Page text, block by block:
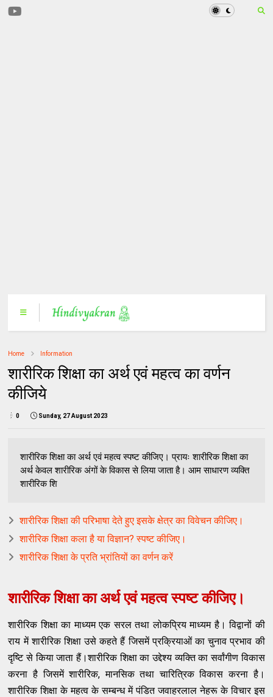
Home Information
शारीरिक शिक्षा का अर्थ एवं महत्व का वर्णन
कीजिये
0 Sunday, 27 August 2023
शारीरिक शिक्षा का अर्थ एवं महत्व स्पष्ट कीजिए। प्रायः शारीरिक शिक्षा का
अर्थ केवल शारीरिक अंगों के विकास से लिया जाता है। आम साधारण व्यक्ति
शारीरिक शि
शारीरिक शिक्षा की परिभाषा देते हुए इसके क्षेत्र का विवेचन कीजिए।
शारीरिक शिक्षा कला है या विज्ञान? स्पष्ट कीजिए।
शारीरिक शिक्षा के प्रति भ्रांतियों का वर्णन करें
शारीरिक शिक्षा का अर्थ एवं महत्व स्पष्ट कीजिए।
शारीरिक शिक्षा का माध्यम एक सरल तथा लोकप्रिय माध्यम है। विद्वानों की
राय में शारीरिक शिक्षा उसे कहते हैं जिसमें प्रक्रियाओं का चुनाव प्रभाव की
दृष्टि से किया जाता हैं।शारीरिक शिक्षा का उद्देश्य व्यक्ति का सर्वांगीण विकास
करना है जिसमें शारीरिक, मानसिक तथा चारित्रिक विकास करना है।
शारीरिक शिक्षा के महत्व के सम्बन्ध में पंडित जवाहरलाल नेहरू के विचार इस